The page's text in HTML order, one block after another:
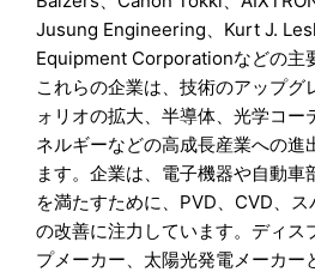
Jusung Engineering、Kurt J.
Equipment Corporationなどの主
これらの企業は、技術のアップグ
ォリオの拡大、半導体、光学コー
ネルギーなどの高成長産業への進
ます。企業は、電子機器や自動車
を満たすために、PVD、CVD、
の改善に注力しています。ディス
プメーカー、太陽光発電メーカー